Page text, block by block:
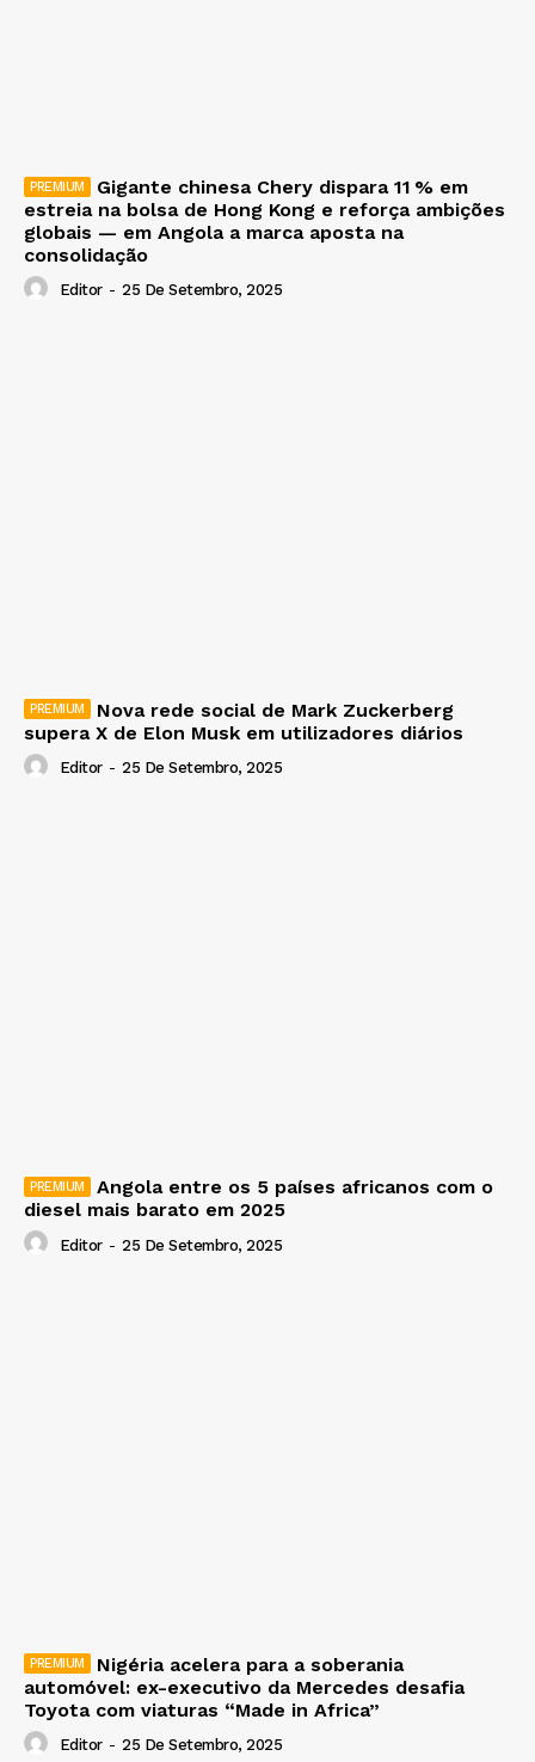
Gigante chinesa Chery dispara 11 % em
estreia na bolsa de Hong Kong e reforça ambições
globais — em Angola a marca aposta na
consolidação
Editor - 25 De Setembro, 2025
Nova rede social de Mark Zuckerberg
supera X de Elon Musk em utilizadores diários
Editor - 25 De Setembro, 2025
Angola entre os 5 países africanos com o
diesel mais barato em 2025
Editor - 25 De Setembro, 2025
Nigéria acelera para a soberania
automóvel: ex-executivo da Mercedes desafia
Toyota com viaturas “Made in Africa”
Editor - 25 De Setembro, 2025